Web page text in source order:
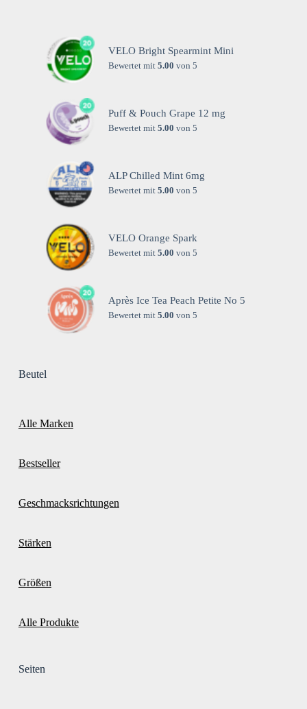
VELO Bright Spearmint Mini
Bewertet mit 5.00 von 5
Puff & Pouch Grape 12 mg
Bewertet mit 5.00 von 5
ALP Chilled Mint 6mg
Bewertet mit 5.00 von 5
VELO Orange Spark
Bewertet mit 5.00 von 5
Après Ice Tea Peach Petite No 5
Bewertet mit 5.00 von 5
Beutel
Alle Marken
Bestseller
Geschmacksrichtungen
Stärken
Größen
Alle Produkte
Seiten